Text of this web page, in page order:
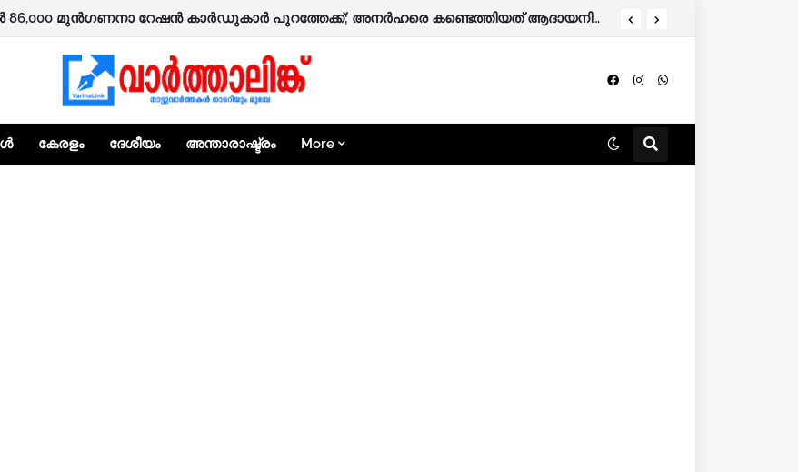
കേരളത്തിൽ 86,000 മുൻഗണനാ റേഷൻ കാർഡുകാർ പുറത്തേക്ക്; അനർഹരെ കണ്ടെത്തിയത് ആദായനികുതി റിട്ടേൺ പരിശോധിച്ച്.
‘ആശ്വാസം’ പദ്ധതിയിലൂടെ 25,000 രൂപ ധനസഹായത്തിന് അപേക്ഷിക്കാം.
കേരളം ദേശീയം അന്താരാഷ്ട്രം More